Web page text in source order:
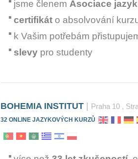
jsme členem Asociace
certifikát o absolvování
k Vašim potřebám
slevy pro studenty
BOHEMIA INSTITUT Praha 10 ,
32 ONLINE JAZYKOVÝCH KURZŮ